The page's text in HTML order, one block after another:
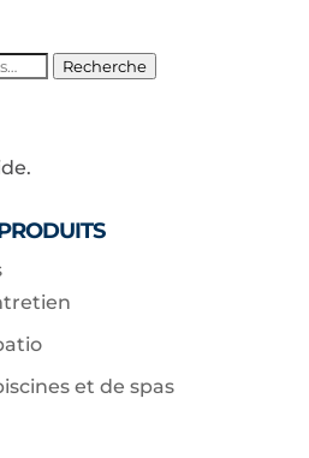
Recherche
et de spas